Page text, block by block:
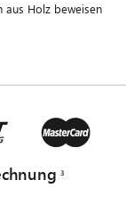
aus Holz beweisen